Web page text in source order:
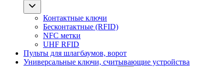
Контактные ключи
Бесконтактные (RFID)
NFC метки
UHF RFID
Пульты для шлагбаумов, ворот
Универсальные ключи, считывающие устройства